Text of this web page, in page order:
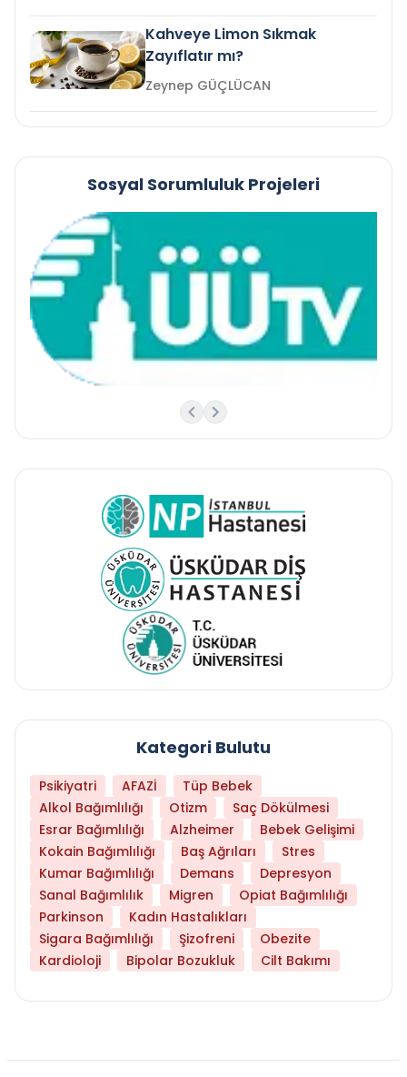
Kahveye Limon Sıkmak
Zayıflatır mı?
Zeynep GÜÇLÜCAN
Sosyal Sorumluluk Projeleri
Kategori Bulutu
Psikiyatri AFAZİ
Tüp Bebek
Alkol Bağımlılığı
Otizm
Saç Dökülmesi
Esrar Bağımlılığı
Alzheimer
Bebek Gelişimi
Kokain Bağımlılığı
Baş Ağrıları
Stres
Kumar Bağımlılığı
Demans
Depresyon
Sanal Bağımlılık
Migren
Opiat Bağımlılığı
Parkinson
Kadın Hastalıkları
Sigara Bağımlılığı
Şizofreni
Obezite
Kardioloji
Bipolar Bozukluk Cilt Bakımı